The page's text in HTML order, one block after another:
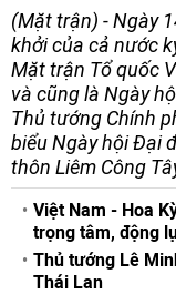
(Mặt trận) - Ngày
khởi của cả nước
Mặt trận Tổ quốc
và cũng là Ngày
Thủ tướng Chính
biểu Ngày hội Đại
thôn Liêm Công
Việt Nam - Hoa
trọng tâm, động
Thủ tướng Lê
Thái Lan